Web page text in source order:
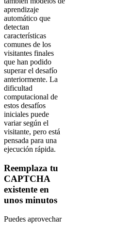
aprendizaje
automático que
detectan
características
comunes de los
visitantes finales
que han podido
superar el desafío
anteriormente. La
dificultad
computacional de
estos desafíos
iniciales puede
variar según el
visitante, pero está
pensada para una
ejecución rápida.
Reemplaza tu
CAPTCHA
existente en
unos minutos
Puedes aprovechar